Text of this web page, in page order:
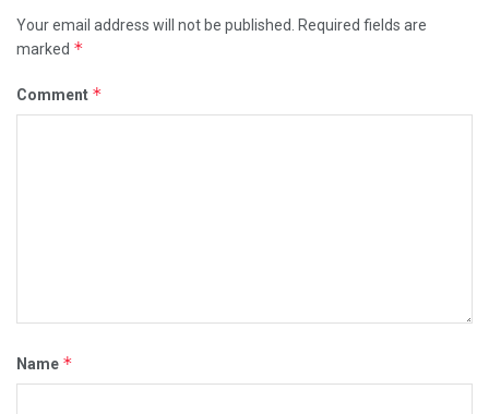
Your email address will not be published.
Required fields are
marked *
Comment *
Name *